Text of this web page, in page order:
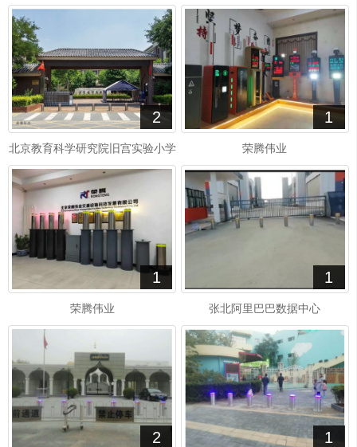
2
北京教育科学研究院旧宫实验小学
1
荣腾伟业
1
荣腾伟业
1
张北阿里巴巴数据中心
2 1